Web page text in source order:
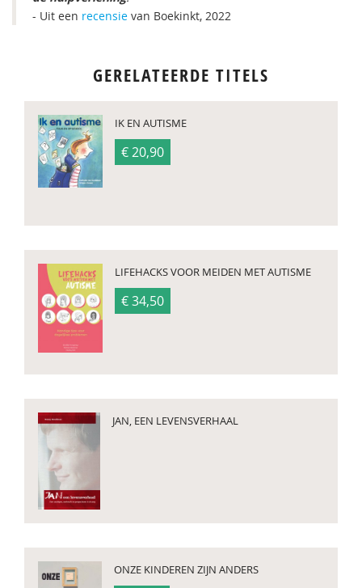
- Uit een recensie van Boekinkt, 2022
GERELATEERDE TITELS
IK EN AUTISME
€ 20,90
LIFEHACKS VOOR MEIDEN MET AUTISME
€ 34,50
JAN, EEN LEVENSVERHAAL
ONZE KINDEREN ZIJN ANDERS